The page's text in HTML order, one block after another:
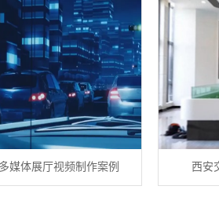
媒体展厅视频制作案例 西安